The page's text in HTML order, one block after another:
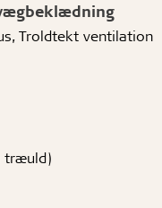
Troldtekt ventilation
træuld)